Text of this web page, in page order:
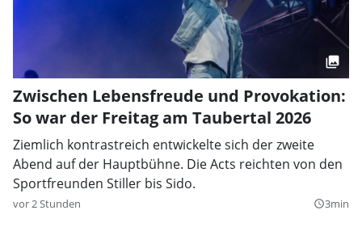
Zwischen Lebensfreude und Provokation:
So war der Freitag am Taubertal 2026
Ziemlich kontrastreich entwickelte sich der zweite
Abend auf der Hauptbühne. Die Acts reichten von den
Sportfreunden Stiller bis Sido.
vor 2 Stunden query_builder3min